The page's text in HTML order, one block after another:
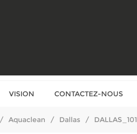
VISION CONTACTEZ-NOUS
/ Aquaclean / Dallas / DALLAS_101